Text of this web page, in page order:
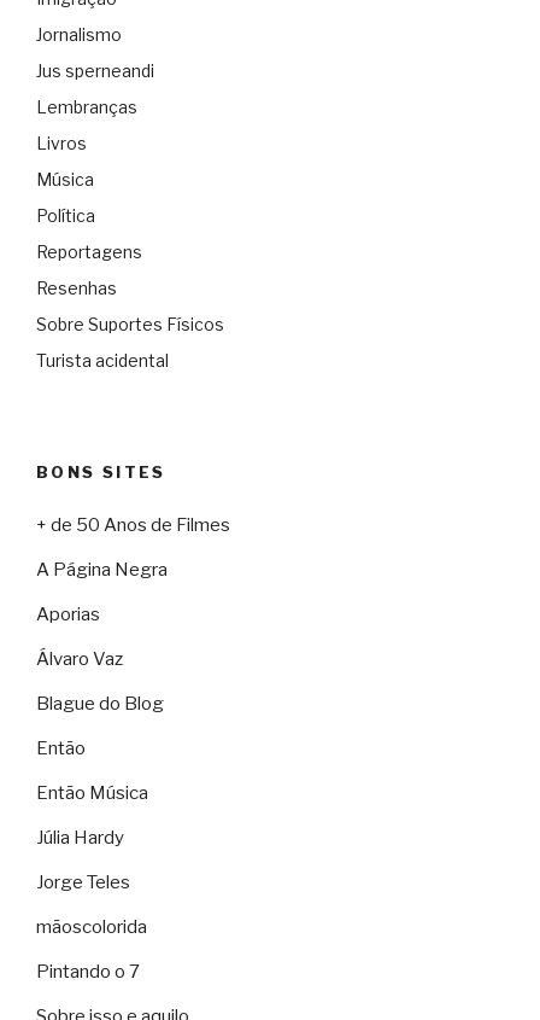
Jornalismo
Jus sperneandi
Lembranças
Livros
Música
Política
Reportagens
Resenhas
Sobre Suportes Físicos
Turista acidental
BONS SITES
+ de 50 Anos de Filmes
A Página Negra
Aporias
Álvaro Vaz
Blague do Blog
Então
Então Música
Júlia Hardy
Jorge Teles
mãoscolorida
Pintando o 7